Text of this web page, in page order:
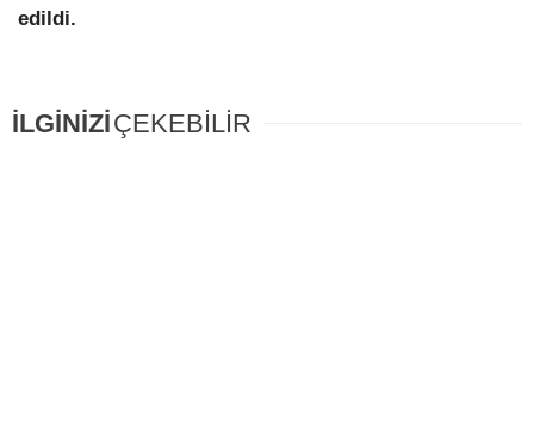
edildi.
İLGİNİZİÇEKEBİLİR